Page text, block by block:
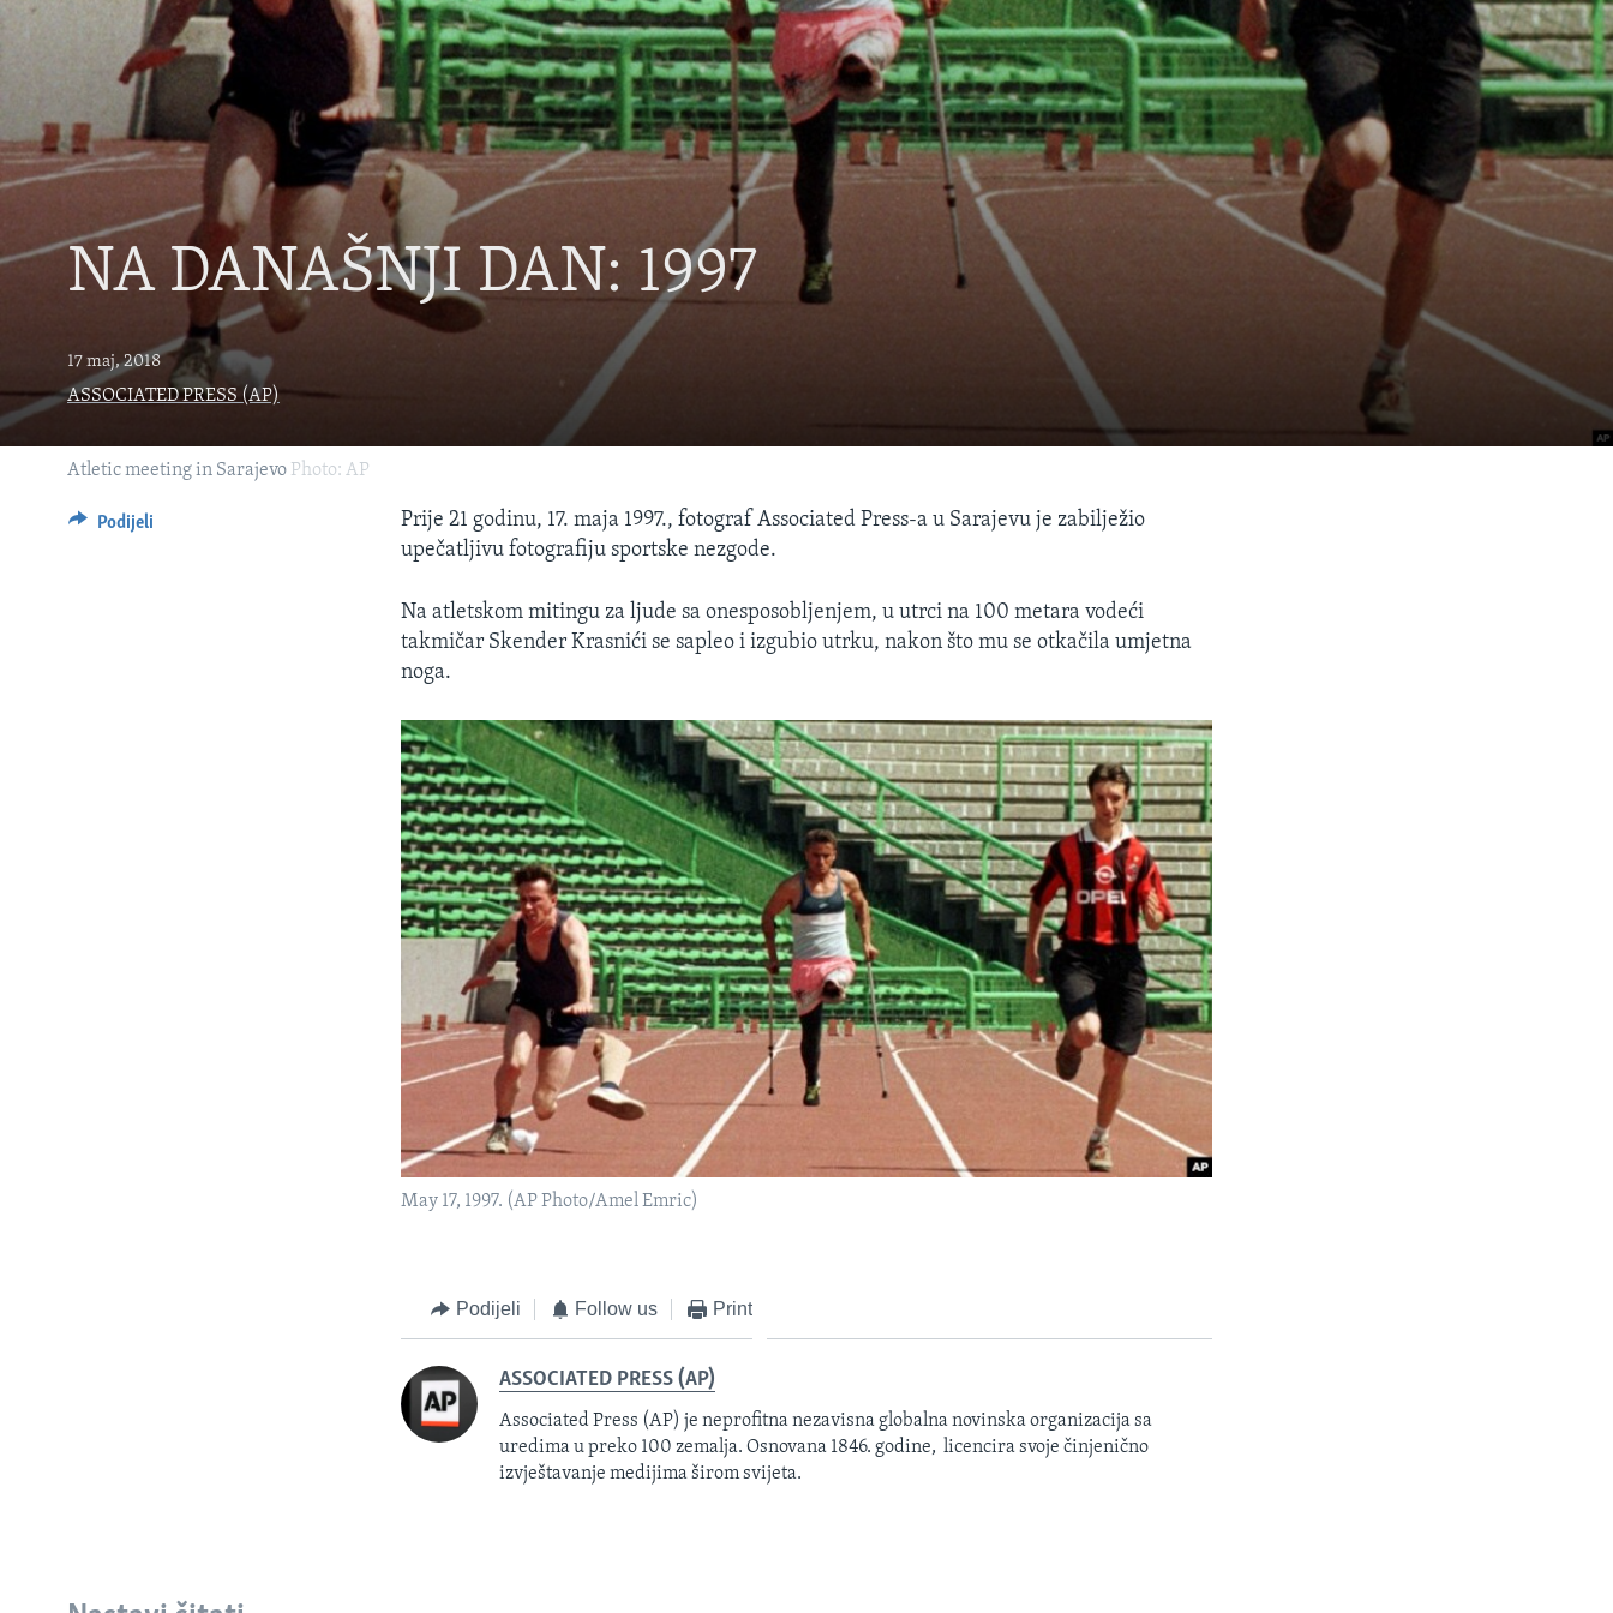
O GLASU AMERIKE
NA DANAŠNJI DAN: 1997
17 maj, 2018
ASSOCIATED PRESS (AP)
Atletic meeting in Sarajevo Photo: AP
Podijeli
Prije 21 godinu, 17. maja 1997., fotograf Associated Press-a u Sarajevu je zabilježio
upečatljivu fotografiju sportske nezgode.
Na atletskom mitingu za ljude sa onesposobljenjem, u utrci na 100 metara vodeći
takmičar Skender Krasnići se sapleo i izgubio utrku, nakon što mu se otkačila umjetna
noga.
May 17, 1997. (AP Photo/Amel Emric)
Podijeli Follow us Print
ASSOCIATED PRESS (AP)
Associated Press (AP) je neprofitna nezavisna globalna novinska organizacija sa
uredima u preko 100 zemalja. Osnovana 1846. godine, licencira svoje činjenično
izvještavanje medijima širom svijeta.